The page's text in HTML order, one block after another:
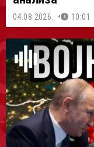
04.08.2026. 10:01